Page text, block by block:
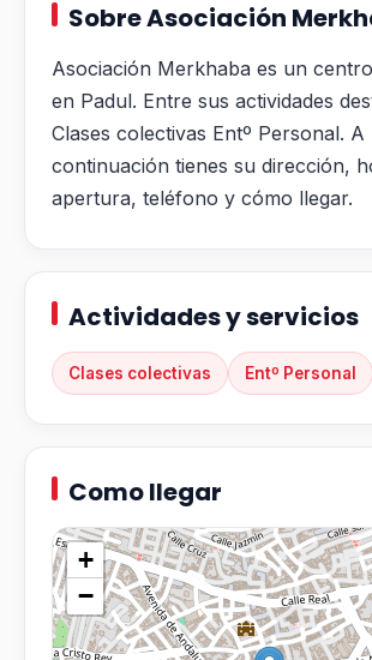
Sobre Asociación
Asociación Merkhaba es un
en Padul. Entre sus actividades
Clases colectivas Entº Personal. A
continuación tienes su dirección,
apertura, teléfono y cómo llegar.
Actividades y servicios
Clases colectivas Entº Personal
Como llegar
+
−